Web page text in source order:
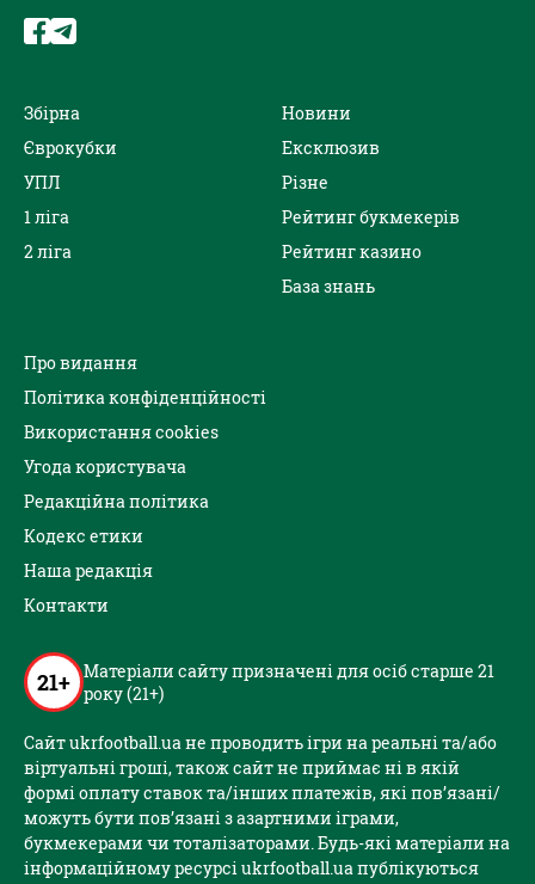
Збірна
Єврокубки
УПЛ
1 ліга
2 ліга
Новини
Ексклюзив
Різне
Рейтинг букмекерів
Рейтинг казино
База знань
Про видання
Політика конфіденційності
Використання cookies
Угода користувача
Редакційна політика
Кодекс етики
Наша редакція
Контакти
21+ Матеріали сайту призначені для осіб старше 21
року (21+)
Сайт ukrfootball.ua не проводить ігри на реальні та/або
віртуальні гроші, також сайт не приймає ні в якій
формі оплату ставок та/інших платежів, які пов’язані/
можуть бути пов’язані з азартними іграми,
букмекерами чи тоталізаторами. Будь-які матеріали на
інформаційному ресурсі ukrfootball.ua публікуються